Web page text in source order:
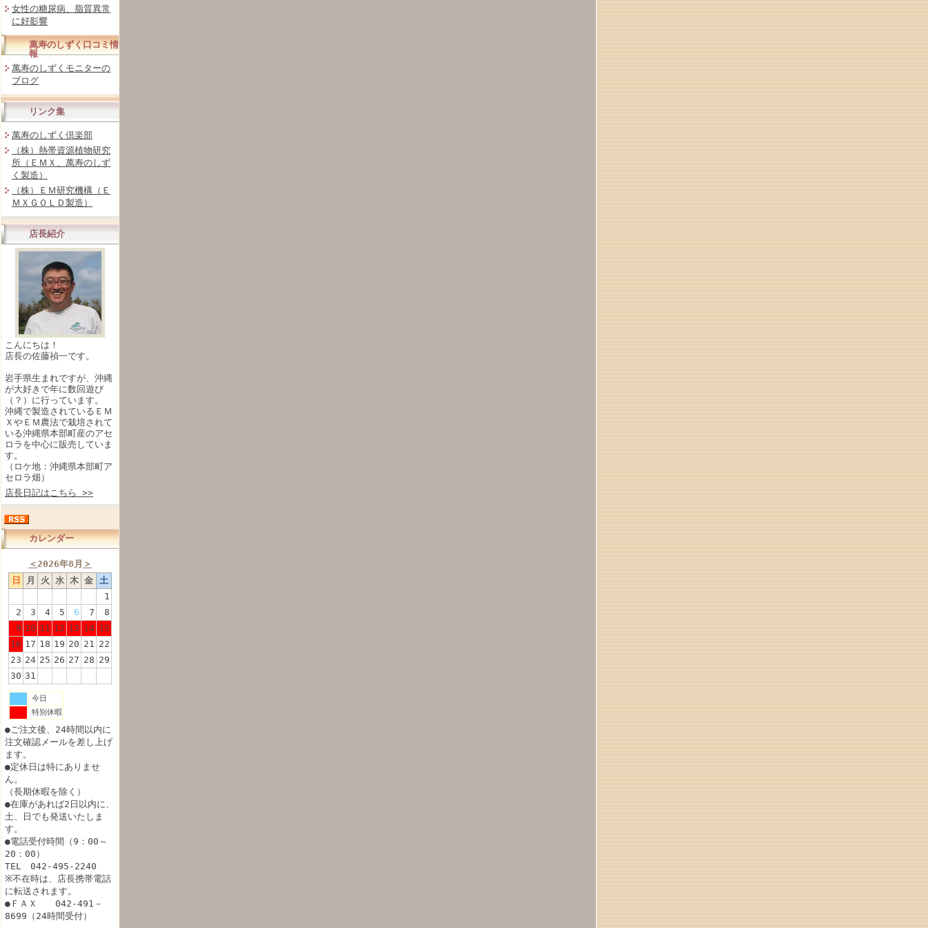
女性の糖尿病、脂質異常
に好影響
萬寿のしずく口コミ情
報
萬寿のしずくモニターの
ブログ
リンク集
萬寿のしずく倶楽部
（株）熱帯資源植物研究
所（ＥＭＸ、萬寿のしず
く製造）
（株）ＥＭ研究機構（Ｅ
ＭＸＧＯＬＤ製造）
店長紹介
こんにちは！
店長の佐藤禎一です。
岩手県生まれですが、沖縄
が大好きで年に数回遊び
（？）に行っています。
沖縄で製造されているＥＭ
ＸやＥＭ農法で栽培されて
いる沖縄県本部町産のアセ
ロラを中心に販売していま
す。
（ロケ地：沖縄県本部町ア
セロラ畑）
店長日記はこちら >>
カレンダー
＜2026年8月 ＞
日
月 火 水 木 金 土
1
2
3 4 5 6 7
8
9 10 11 12 13 14 15
16 17 18 19 20 21 22
23 24 25 26 27 28 29
30 31
今日
特別休暇
●ご注文後、24時間以内に
注文確認メールを差し上げ
ます。
●定休日は特にありませ
ん。
（長期休暇を除く）
●在庫があれば2日以内に、
土、日でも発送いたしま
す。
●電話受付時間（9：00～
20：00）
TEL 042-495-2240
※不在時は、店長携帯電話
に転送されます。
●ＦＡＸ 042-491－
8699（24時間受付）